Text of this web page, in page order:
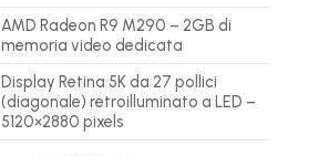
AMD Radeon R9 M290 – 2GB di
memoria video dedicata
Display Retina 5K da 27 pollici
(diagonale) retroilluminato a LED –
5120×2880 pixels